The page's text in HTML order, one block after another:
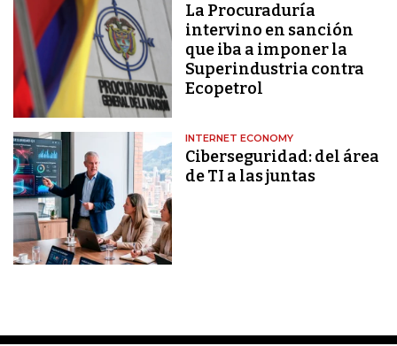
La Procuraduría
intervino en sanción
que iba a imponer la
Superindustria contra
Ecopetrol
INTERNET ECONOMY
Ciberseguridad: del área
de TI a las juntas